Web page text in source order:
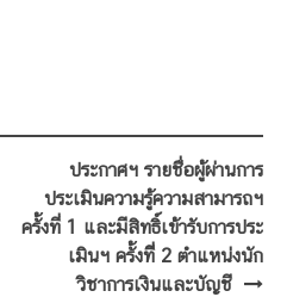
ประกาศฯ รายชื่อผู้ผ่านการ
ประเมินความรู้ความสามารถฯ
ครั้งที่ 1 และมีสิทธิ์เข้ารับการประ
เมินฯ ครั้งที่ี 2 ตำแหน่งนัก
วิชาการเงินและบัญชี